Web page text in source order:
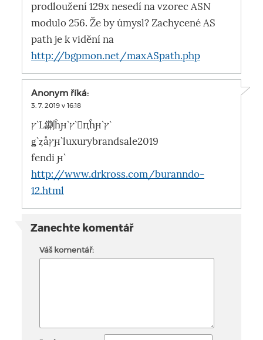
prodloužení 129x nesedí na vzorec ASN
modulo 256. Že by úmysl? Zachycené AS
path je k vidění na
http://bgpmon.net/maxASpath.php
Anonym říká:
3. 7. 2019 v 16:18
ץ`L䥷ĥԩ`ץ`󥺣ԥĥԩ`ץ`
ǥ`ȥåץԩ`luxurybrandsale2019
fendi ԩ`
http://www.drkross.com/buranndo-
12.html
Zanechte komentář
Váš komentář: